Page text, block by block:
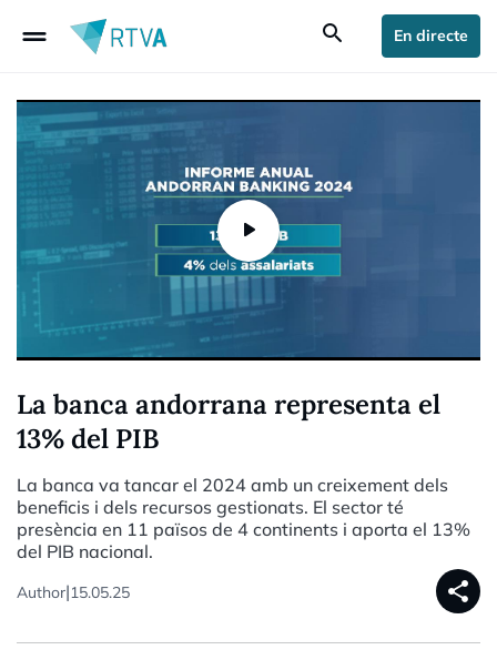
drag_handle search En directe
La banca andorrana representa el
13% del PIB
La banca va tancar el 2024 amb un creixement dels
beneficis i dels recursos gestionats. El sector té
presència en 11 països de 4 continents i aporta el 13%
del PIB nacional.
Author|15.05.25 share